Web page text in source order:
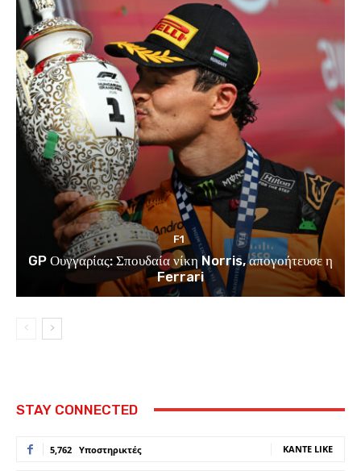
F1
GP Ουγγαρίας: Σπουδαία νίκη Norris, απογοήτευσε η
Ferrari
STAY CONNECTED
5,762 Υποστηρικτές ΚΆΝΤΕ LIKE